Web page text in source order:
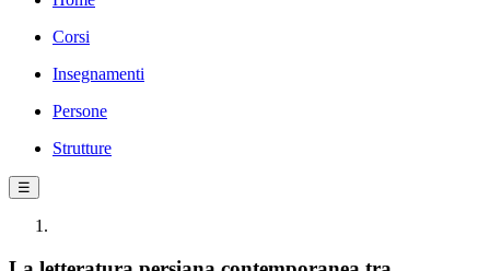
Corsi
Insegnamenti
Persone
Strutture
☰